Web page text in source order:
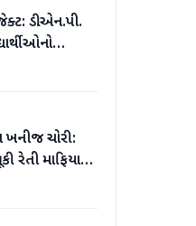
ડી.એન.પી.
ખનીજ ચોરી:
રેતી માફિયાઓ
સવાલો